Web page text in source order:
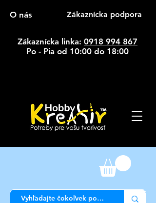
O nás Zákaznícka podpora
Zákaznícka linka: 0918 994 867
Po - Pia od 10:00 do 18:00